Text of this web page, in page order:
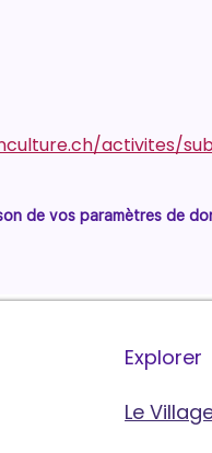
activites/
de vos paramètres de
Explorer
Le